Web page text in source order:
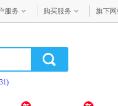
服务 购买服务 旗下